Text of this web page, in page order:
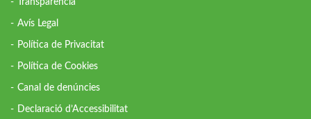
Avís Legal
Política de Privacitat
Política de Cookies
Canal de denúncies
Declaració d’Accessibilitat